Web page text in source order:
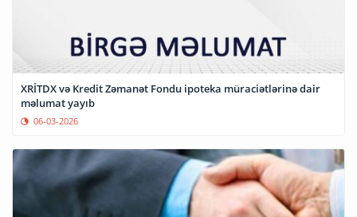
XRİTDX və Kredit Zəmanət Fondu ipoteka müraciətlərinə dair
məlumat yayıb
06-03-2026